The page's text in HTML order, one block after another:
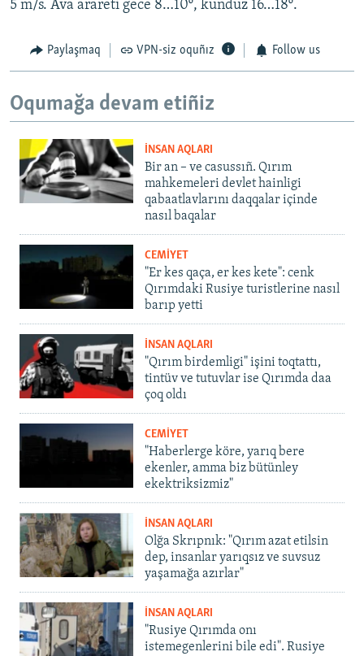
5 m/s. Ava arareti gece 8…10º, kündüz 16…18º.
Paylaşmaq VPN-siz oquñız Follow us
Oqumağa devam etiñiz
İNSAN AQLARI
Bir an – ve casussıñ. Qırım
mahkemeleri devlet hainligi
qabaatlavlarını daqqalar içinde
nasıl baqalar
CEMİYET
"Er kes qaça, er kes kete": cenk
Qırımdaki Rusiye turistlerine nasıl
barıp yetti
İNSAN AQLARI
"Qırım birdemligi" işini toqtattı,
tintüv ve tutuvlar ise Qırımda daa
çoq oldı
CEMİYET
"Haberlerge köre, yarıq bere
ekenler, amma biz bütünley
ekektriksizmiz"
İNSAN AQLARI
Olğa Skrıpnık: "Qırım azat etilsin
dep, insanlar yarıqsız ve suvsuz
yaşamağa azırlar"
İNSAN AQLARI
"Rusiye Qırımda onı
istemegenlerini bile edi". Rusiye